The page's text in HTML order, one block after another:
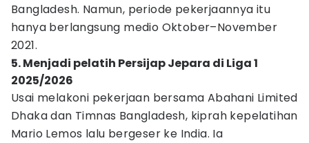
Bangladesh. Namun, periode pekerjaannya itu
hanya berlangsung medio Oktober–November
2021.
5. Menjadi pelatih Persijap Jepara di Liga 1
2025/2026
Usai melakoni pekerjaan bersama Abahani Limited
Dhaka dan Timnas Bangladesh, kiprah kepelatihan
Mario Lemos lalu bergeser ke India. Ia